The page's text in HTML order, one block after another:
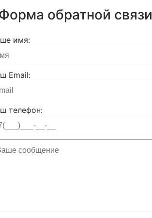
обратной связи
имя:
Email:
телефон: